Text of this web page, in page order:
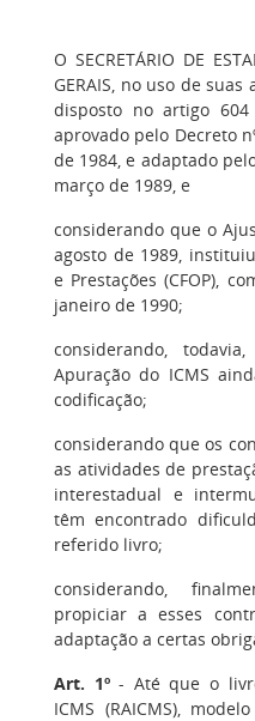
O SECRETÁRIO DE
GERAIS, no uso de suas
disposto no artigo 604
aprovado pelo Decreto
de 1984, e adaptado
março de 1989, e
considerando que o
agosto de 1989,
e Prestações (CFOP),
janeiro de 1990;
considerando,
Apuração do ICMS
codificação;
considerando que os
as atividades de
interestadual e
têm encontrado
referido livro;
considerando,
propiciar a esses
adaptação a certas
Art. 1º- Até que o
ICMS (RAICMS),